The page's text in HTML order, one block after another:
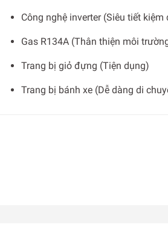
Công nghệ inverter (Siêu tiết kiệm
Gas R134A (Thân thiện môi
Trang bị giỏ đựng (Tiện dụng)
Trang bị bánh xe (Dễ dàng di